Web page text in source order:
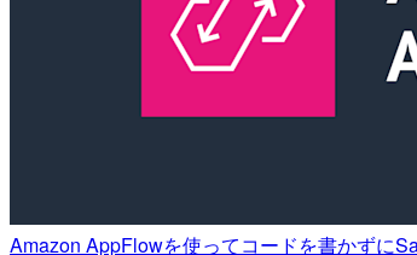
Amazon AppFlowを使ってコードを書かずに